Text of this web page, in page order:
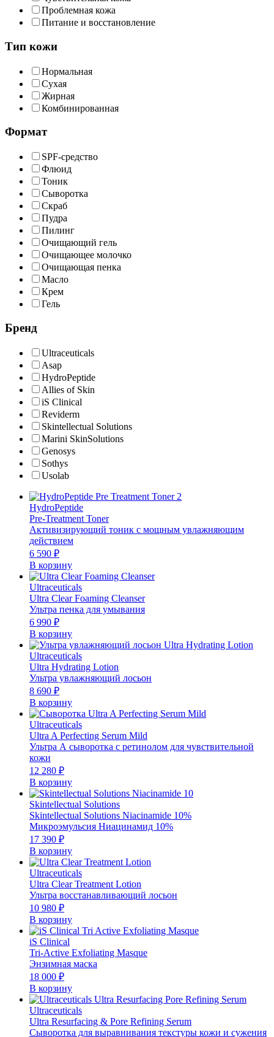
Проблемная кожа
Питание и восстановление
Тип кожи
Нормальная
Сухая
Жирная
Комбинированная
Формат
SPF-средство
Флюид
Тоник
Сыворотка
Скраб
Пудра
Пилинг
Очищающий гель
Очищающее молочко
Очищающая пенка
Масло
Крем
Гель
Бренд
Ultraceuticals
Asap
HydroPeptide
Allies of Skin
iS Clinical
Reviderm
Skintellectual Solutions
Marini SkinSolutions
Genosys
Sothys
Usolab
HydroPeptide
Pre-Treatment Toner
Активизирующий тоник с мощным увлажняющим
действием
6 590 ₽
В корзину
Ultraceuticals
Ultra Clear Foaming Cleanser
Ультра пенка для умывания
6 990 ₽
В корзину
Ultraceuticals
Ultra Hydrating Lotion
Ультра увлажняющий лосьон
8 690 ₽
В корзину
Ultraceuticals
Ultra A Perfecting Serum Mild
Ультра А сыворотка с ретинолом для чувствительной
кожи
12 280 ₽
В корзину
Skintellectual Solutions
Skintellectual Solutions Niacinamide 10%
Микроэмульсия Ниацинамид 10%
17 390 ₽
В корзину
Ultraceuticals
Ultra Clear Treatment Lotion
Ультра восстанавливающий лосьон
10 980 ₽
В корзину
iS Clinical
Tri-Active Exfoliating Masque
Энзимная маска
18 000 ₽
В корзину
Ultraceuticals
Ultra Resurfacing & Pore Refining Serum
Сыворотка для выравнивания текстуры кожи и сужения